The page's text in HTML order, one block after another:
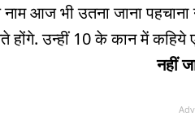
नाम आज भी उतना जाना
होंगे. उन्हीं 10 के कान में कहिये
नहीं